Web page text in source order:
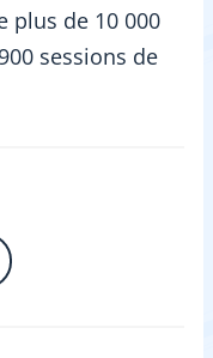
plus de 10 000
sessions de